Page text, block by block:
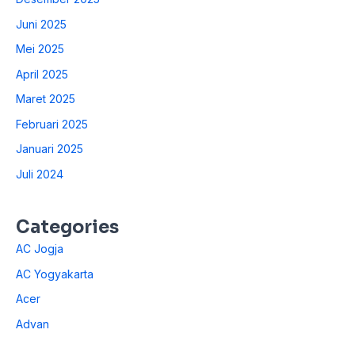
Juni 2025
Mei 2025
April 2025
Maret 2025
Februari 2025
Januari 2025
Juli 2024
Categories
AC Jogja
AC Yogyakarta
Acer
Advan